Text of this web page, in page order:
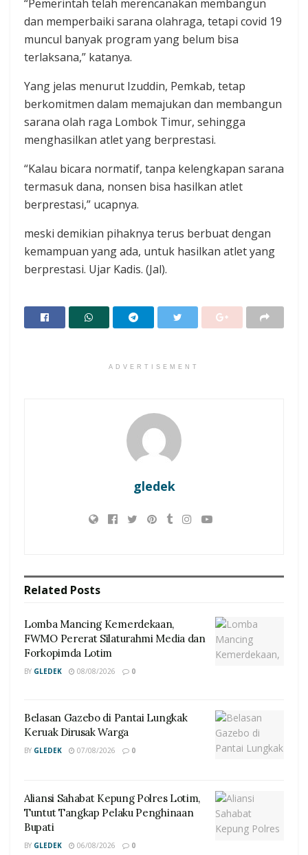
“Pemerintah telah merencanakan membangun
dan memperbaiki sarana olahraga, tetapi covid 19
muncul banyak program yang belum bisa
terlaksana,” katanya.
Yang jelas menurut Izuddin, Pemkab, tetap
berkomitmen dalam memajukan dan membangun
sarana olah raga Lombok Timur, sehingga
menghasilkan atlet yang berprestasi.
“Kalau bicara normatif, tanpa kelengkapan sarana
termasuk dana, nonsen bisa hasilkan atlet
berprestasi,” ucapnya.
meski demikian pihaknya terus berbuat dengan
kemampuan yang ada, untuk hasilkan atlet yang
berprestasi. Ujar Kadis. (Jal).
ADVERTISEMENT
gledek
Related Posts
Lomba Mancing Kemerdekaan,
FWMO Pererat Silaturahmi Media dan
Forkopimda Lotim
BY GLEDEK 08/08/2026 0
Belasan Gazebo di Pantai Lungkak
Keruak Dirusak Warga
BY GLEDEK 07/08/2026 0
Aliansi Sahabat Kepung Polres Lotim,
Tuntut Tangkap Pelaku Penghinaan
Bupati
BY GLEDEK 06/08/2026 0